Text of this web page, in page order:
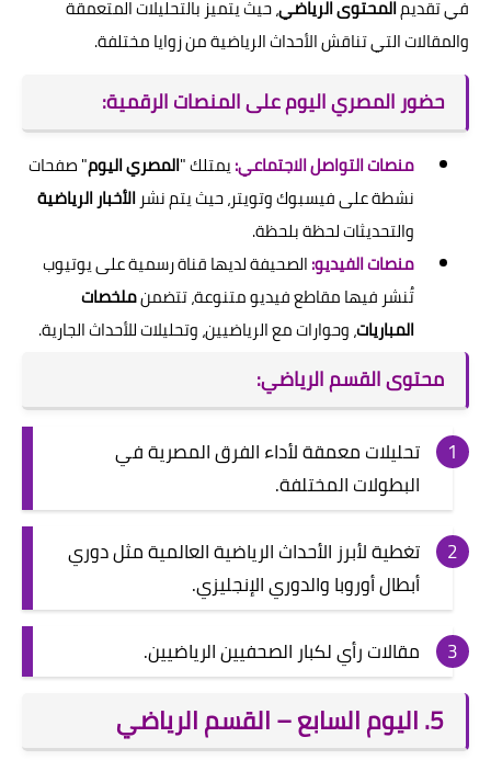
في تقديمالمحتوى الرياضي، حيث يتميز بالتحليلات المتعمقة
والمقالات التي تناقش الأحداث الرياضية من زوايا مختلفة.
حضور المصري اليوم على المنصات الرقمية:
منصات التواصل الاجتماعي:يمتلك "المصري اليوم" صفحات
نشطة على فيسبوك وتويتر، حيث يتم نشرالأخبار الرياضية
والتحديثات لحظة بلحظة.
منصات الفيديو:الصحيفة لديها قناة رسمية على يوتيوب
تُنشر فيها مقاطع فيديو متنوعة، تتضمنملخصات
المباريات، وحوارات مع الرياضيين، وتحليلات للأحداث الجارية.
محتوى القسم الرياضي:
تحليلات معمقة لأداء الفرق المصرية في
البطولات المختلفة.
تغطية لأبرز الأحداث الرياضية العالمية مثل دوري
أبطال أوروبا والدوري الإنجليزي.
مقالات رأي لكبار الصحفيين الرياضيين.
5. اليوم السابع – القسم الرياضي